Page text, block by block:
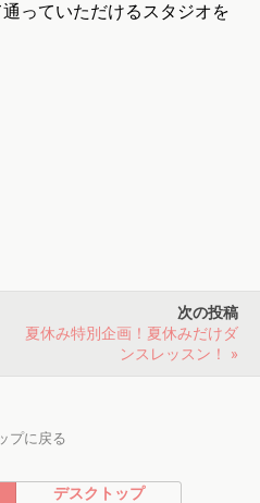
っていただけるスタジオを
次の投稿
夏休み特別企画！夏休みだけダ
ンスレッスン！ »
プに戻る
デスクトップ